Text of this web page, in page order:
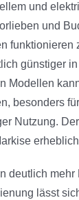
und
und
funktionieren
günstiger
Modellen
besonders
Nutzung.
deutlich mehr
lässt